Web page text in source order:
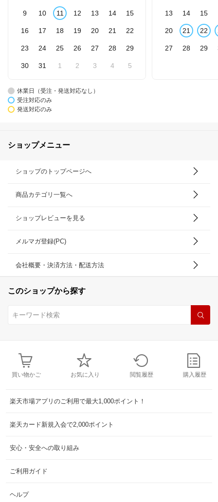
9 10 11 12 13 14 15
16 17 18 19 20 21 22
23 24 25 26 27 28 29
30 31 1 2 3 4 5
13 14 15
20 21 22
27 28 29
休業日（受注・発送対応なし）
受注対応のみ
発送対応のみ
ショップメニュー
ショップのトップページへ
商品カテゴリ一覧へ
ショップレビューを見る
メルマガ登録(PC)
会社概要・決済方法・配送方法
このショップから探す
買い物かご お気に入り 閲覧履歴 購入履歴
楽天市場アプリのご利用で最大1,000ポイント！
楽天カード新規入会で2,000ポイント
安心・安全への取り組み
ご利用ガイド
ヘルプ